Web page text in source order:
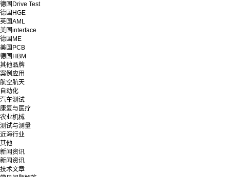
德国Drive Test
德国HGE
英国AML
美国interface
德国ME
美国PCB
德国HBM
其他品牌
案例应用
航空航天
自动化
汽车测试
康复与医疗
农业机械
测试与测量
近海行业
其他
新闻资讯
新闻资讯
技术文章